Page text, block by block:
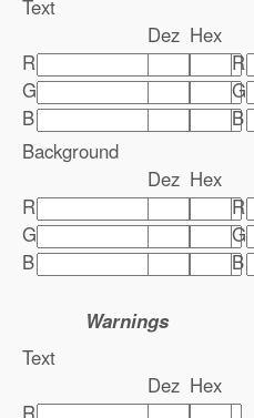
Text
Dez Hex
R
G
B
R
G
B
Background
Dez Hex
R
G
B
R
G
B
Warnings
Text
Dez Hex
R